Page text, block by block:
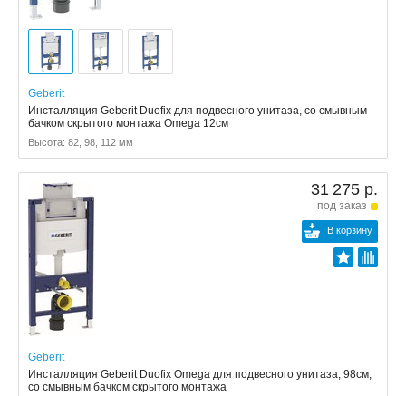
Geberit
Инсталляция Geberit Duofix для подвесного унитаза, со смывным
бачком скрытого монтажа Omega 12см
Высота: 82, 98, 112 мм
31 275 р.
под заказ
В корзину
Geberit
Инсталляция Geberit Duofix Omega для подвесного унитаза, 98см,
со смывным бачком скрытого монтажа